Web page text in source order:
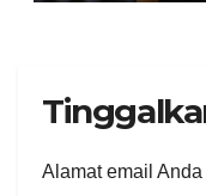
Alamat email